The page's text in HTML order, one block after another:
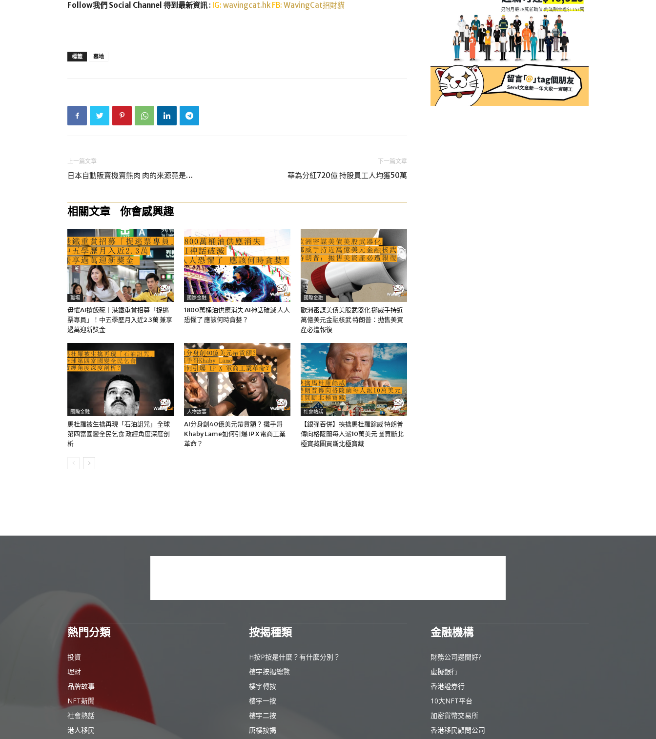
Follow我們 Social Channel 得到最新資訊 : IG: wavingcat.hkFB: WavingCat招財貓
標籤 墓地
上一篇文章
日本自動販賣機賣熊肉 肉的來源竟是…
下一篇文章
華為分紅720億 持股員工人均獲50萬
相關文章 你會感興趣
職場
毋懼AI搶飯碗｜港鐵重賞招募「捉逃
票專員」！中五學歷月入近2.3萬 兼享
過萬迎新獎金
國際金融
1800萬桶油供應消失 AI神話破滅 人人
恐懼了 應該何時貪婪？
國際金融
歐洲密謀美債美股武器化 挪威手持近
萬億美元金融核武 特朗普：拋售美資
產必遭報復
國際金融
馬杜羅被生擒再現「石油詛咒」 全球
第四富國變全民乞食 政經角度深度剖
析
人物故事
AI分身創40億美元帶貨額？ 攤手哥
Khaby Lame如何引爆 IP X 電商工業
革命？
社會熱話
【銀彈吞併】挾擒馬杜羅餘威 特朗普
傳向格陵蘭每人派10萬美元 圖買斷北
極寶藏圖買斷北極寶藏
熱門分類
投資
理財
品牌故事
NFT新聞
社會熱話
港人移民
按揭種類
H按P按是什麼？有什麼分別？
樓宇按揭總覽
樓宇轉按
樓宇一按
樓宇二按
唐樓按揭
金融機構
財務公司邊間好?
虛擬銀行
香港證券行
10大NFT平台
加密貨幣交易所
香港移民顧問公司